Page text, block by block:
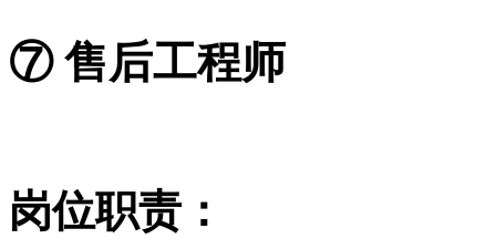
⑦ 售后工程师
岗位职责：